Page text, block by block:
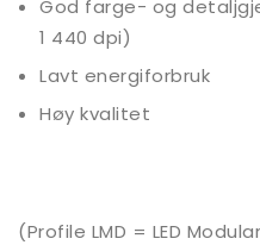
God farge- og
1 440 dpi)
Lavt energiforbruk
Høy kvalitet
(Profile LMD = LED